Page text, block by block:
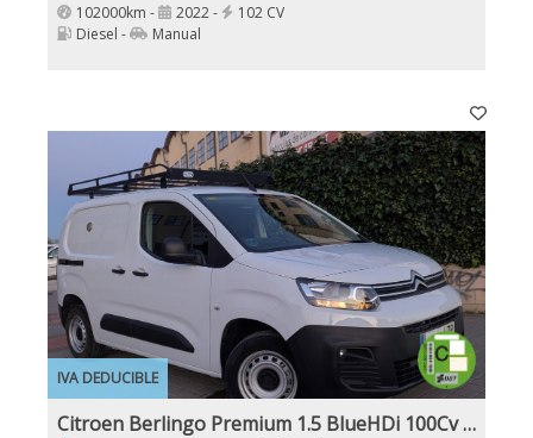
102000km - 2022 -
102 CV
Diesel -
Manual
IVA DEDUCIBLE
Citroen Berlingo Premium 1.5 BlueHDi 100Cv IVA y Garantía Inc Nacional 1Dueño